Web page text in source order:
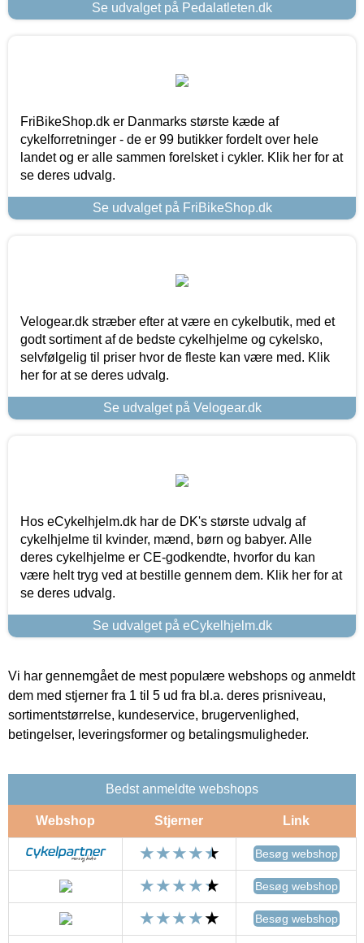
Se udvalget på Pedalatleten.dk
FriBikeShop.dk er Danmarks største kæde af
cykelforretninger - de er 99 butikker fordelt over hele
landet og er alle sammen forelsket i cykler. Klik her for at
se deres udvalg.
Se udvalget på FriBikeShop.dk
Velogear.dk stræber efter at være en cykelbutik, med et
godt sortiment af de bedste cykelhjelme og cykelsko,
selvfølgelig til priser hvor de fleste kan være med. Klik
her for at se deres udvalg.
Se udvalget på Velogear.dk
Hos eCykelhjelm.dk har de DK's største udvalg af
cykelhjelme til kvinder, mænd, børn og babyer. Alle
deres cykelhjelme er CE-godkendte, hvorfor du kan
være helt tryg ved at bestille gennem dem. Klik her for at
se deres udvalg.
Se udvalget på eCykelhjelm.dk
Vi har gennemgået de mest populære webshops og anmeldt
dem med stjerner fra 1 til 5 ud fra bl.a. deres prisniveau,
sortimentstørrelse, kundeservice, brugervenlighed,
betingelser, leveringsformer og betalingsmuligheder.
Bedst anmeldte webshops
Webshop Stjerner Link
Besøg webshop
Besøg webshop
Besøg webshop